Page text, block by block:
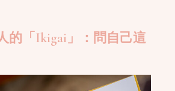
的「Ikigai」：問自己這